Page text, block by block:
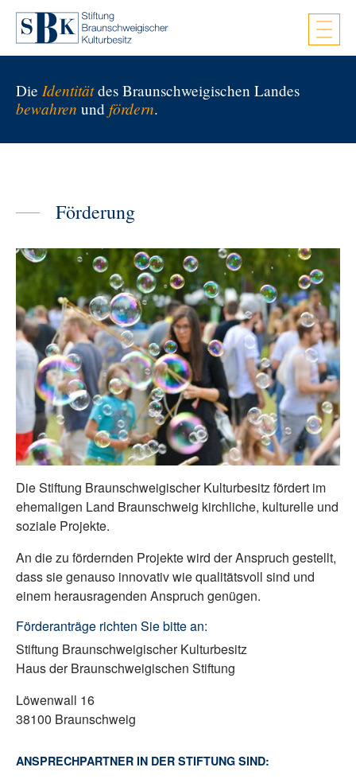
Zum Hauptinhalt springen
Die Identitätdes Braunschweigischen Landes
bewahren und fördern.
Förderung
Die Stiftung Braunschweigischer Kulturbesitz fördert im
ehemaligen Land Braunschweig kirchliche, kulturelle und
soziale Projekte.
An die zu fördernden Projekte wird der Anspruch gestellt,
dass sie genauso innovativ wie qualitätsvoll sind und
einem herausragenden Anspruch genügen.
Förderanträge richten Sie bitte an:
Stiftung Braunschweigischer Kulturbesitz
Haus der Braunschweigischen Stiftung
Löwenwall 16
38100 Braunschweig
ANSPRECHPARTNER IN DER STIFTUNG SIND: